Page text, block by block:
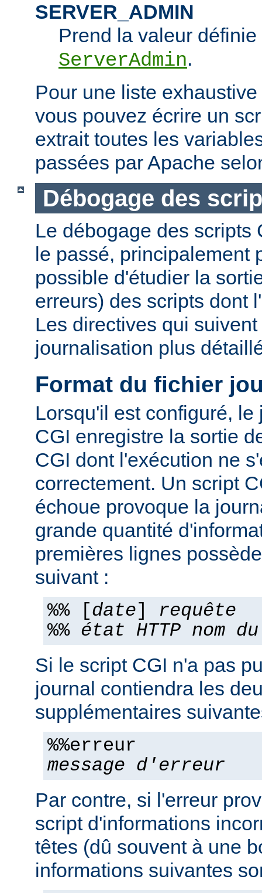
SERVER_ADMIN
Prend la valeur
ServerAdmin.
Pour une liste
vous pouvez écrire un
extrait toutes les
passées par Apache
Débogage des
Le débogage des scripts
le passé, principalement
possible d'étudier la
erreurs) des scripts dont
Les directives qui
journalisation plus
Format du fichier
Lorsqu'il est configuré,
CGI enregistre la sortie
CGI dont l'exécution ne
correctement. Un script
échoue provoque la
grande quantité
premières lignes
suivant :
%% [date] requête
%% état HTTP nom
Si le script CGI n'a pas
journal contiendra les
supplémentaires
%%erreur
message d'erreur
Par contre, si l'erreur
script d'informations
têtes (dû souvent à une
informations suivantes